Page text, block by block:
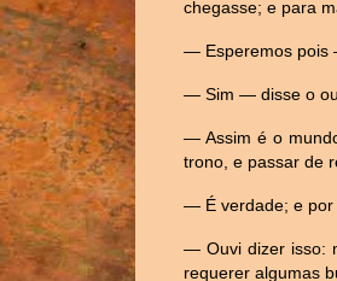
chegasse; e para
— Esperemos pois
— Sim — disse o
— Assim é o
trono, e passar de
— É verdade; e por
— Ouvi dizer isso:
requerer algumas